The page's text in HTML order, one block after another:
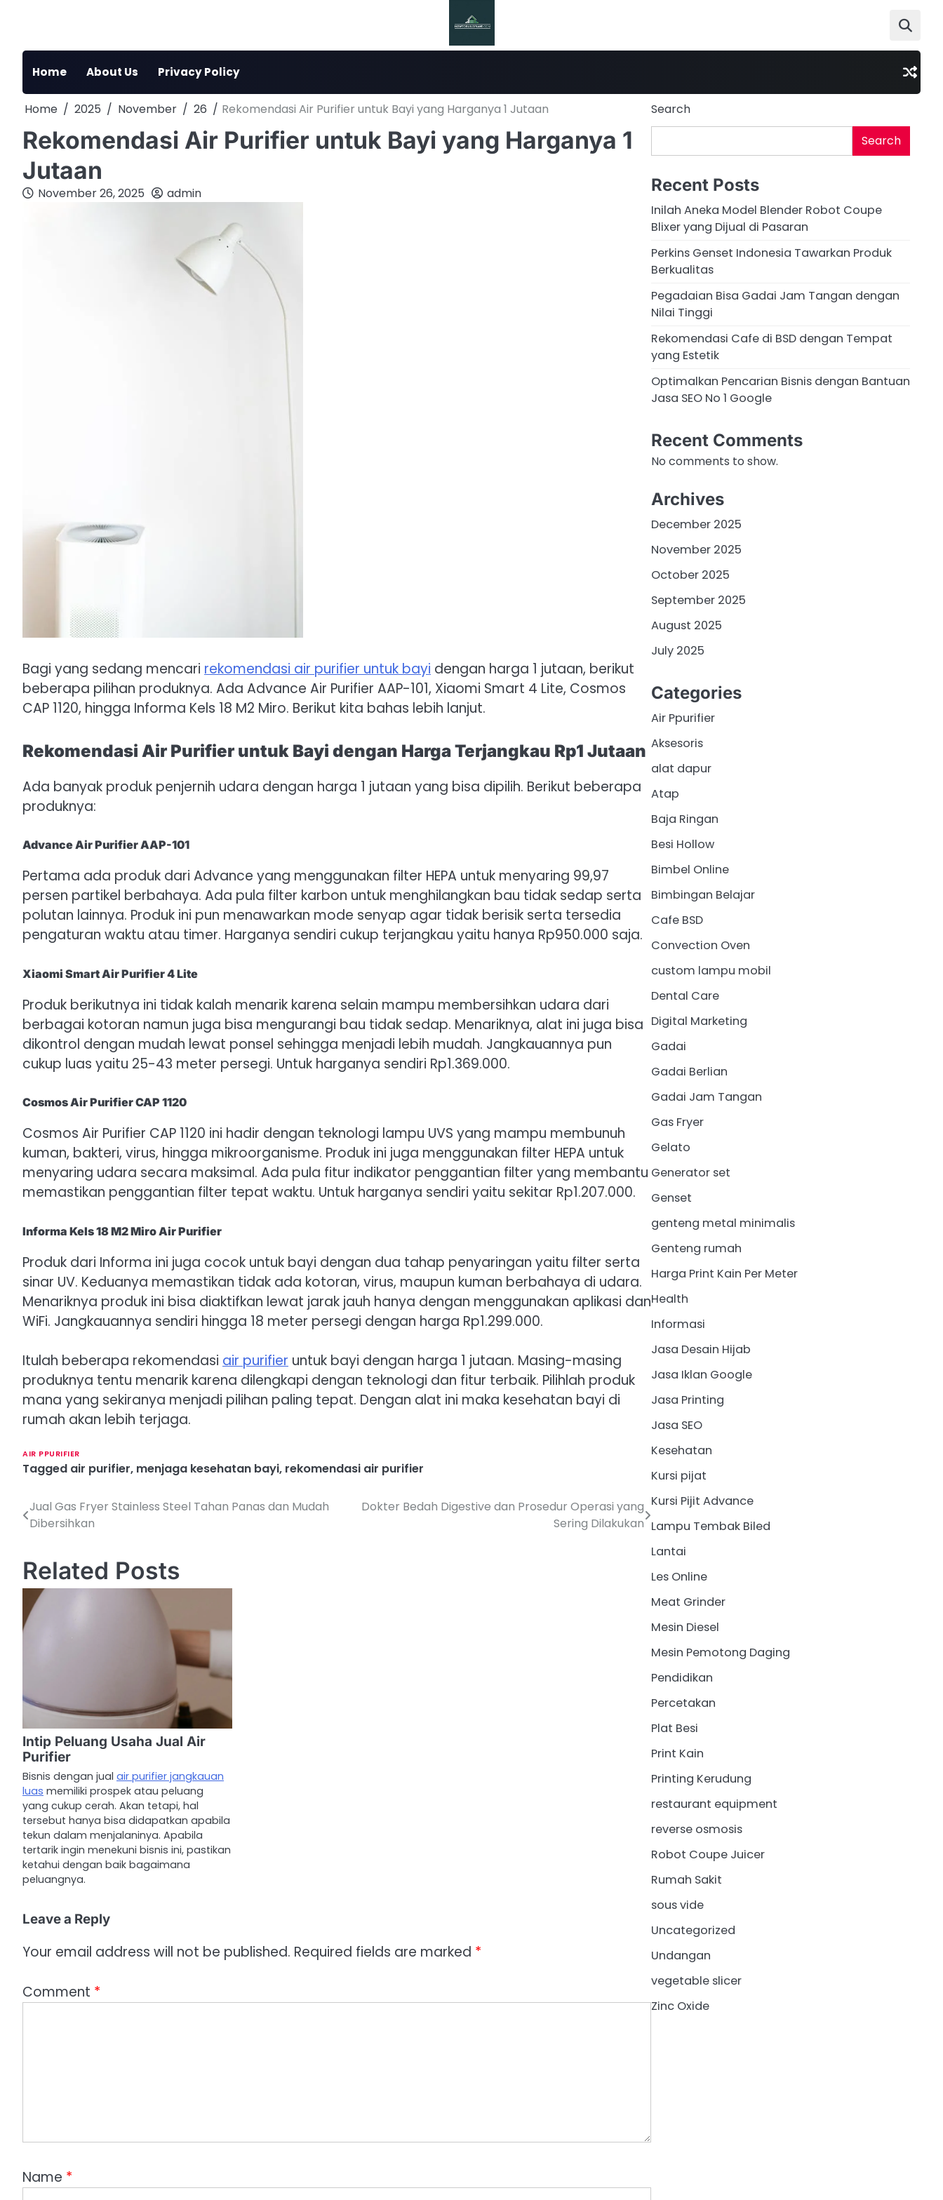
Home About Us Privacy Policy
Home 2025 November 26 Rekomendasi Air Purifier untuk Bayi yang Harganya 1 Jutaan
Rekomendasi Air Purifier untuk Bayi yang Harganya 1
Jutaan
November 26, 2025 admin
Bagi yang sedang mencari rekomendasi air purifier untuk bayi dengan harga 1 jutaan, berikut
beberapa pilihan produknya. Ada Advance Air Purifier AAP-101, Xiaomi Smart 4 Lite, Cosmos
CAP 1120, hingga Informa Kels 18 M2 Miro. Berikut kita bahas lebih lanjut.
Rekomendasi Air Purifier untuk Bayi dengan Harga Terjangkau Rp1 Jutaan
Ada banyak produk penjernih udara dengan harga 1 jutaan yang bisa dipilih. Berikut beberapa
produknya:
Advance Air Purifier AAP-101
Pertama ada produk dari Advance yang menggunakan filter HEPA untuk menyaring 99,97
persen partikel berbahaya. Ada pula filter karbon untuk menghilangkan bau tidak sedap serta
polutan lainnya. Produk ini pun menawarkan mode senyap agar tidak berisik serta tersedia
pengaturan waktu atau timer. Harganya sendiri cukup terjangkau yaitu hanya Rp950.000 saja.
Xiaomi Smart Air Purifier 4 Lite
Produk berikutnya ini tidak kalah menarik karena selain mampu membersihkan udara dari
berbagai kotoran namun juga bisa mengurangi bau tidak sedap. Menariknya, alat ini juga bisa
dikontrol dengan mudah lewat ponsel sehingga menjadi lebih mudah. Jangkauannya pun
cukup luas yaitu 25-43 meter persegi. Untuk harganya sendiri Rp1.369.000.
Cosmos Air Purifier CAP 1120
Cosmos Air Purifier CAP 1120 ini hadir dengan teknologi lampu UVS yang mampu membunuh
kuman, bakteri, virus, hingga mikroorganisme. Produk ini juga menggunakan filter HEPA untuk
menyaring udara secara maksimal. Ada pula fitur indikator penggantian filter yang membantu
memastikan penggantian filter tepat waktu. Untuk harganya sendiri yaitu sekitar Rp1.207.000.
Informa Kels 18 M2 Miro Air Purifier
Produk dari Informa ini juga cocok untuk bayi dengan dua tahap penyaringan yaitu filter serta
sinar UV. Keduanya memastikan tidak ada kotoran, virus, maupun kuman berbahaya di udara.
Menariknya produk ini bisa diaktifkan lewat jarak jauh hanya dengan menggunakan aplikasi dan
WiFi. Jangkauannya sendiri hingga 18 meter persegi dengan harga Rp1.299.000.
Itulah beberapa rekomendasi air purifier untuk bayi dengan harga 1 jutaan. Masing-masing
produknya tentu menarik karena dilengkapi dengan teknologi dan fitur terbaik. Pilihlah produk
mana yang sekiranya menjadi pilihan paling tepat. Dengan alat ini maka kesehatan bayi di
rumah akan lebih terjaga.
AIR PPURIFIER
Tagged air purifier, menjaga kesehatan bayi, rekomendasi air purifier
P
s
t
n
a
g
a
t
i
o
n
Jual Gas Fryer Stainless Steel Tahan Panas dan Mudah
Dibersihkan
Dokter Bedah Digestive dan Prosedur Operasi yang
Sering Dilakukan
Related Posts
Intip Peluang Usaha Jual Air
Purifier
Bisnis dengan jual air purifier jangkauan
luas memiliki prospek atau peluang
yang cukup cerah. Akan tetapi, hal
tersebut hanya bisa didapatkan apabila
tekun dalam menjalaninya. Apabila
tertarik ingin menekuni bisnis ini, pastikan
ketahui dengan baik bagaimana
peluangnya.
Leave a Reply
Your email address will not be published. Required fields are marked *
Comment *
Name *
Search
Search
Recent Posts
Inilah Aneka Model Blender Robot Coupe
Blixer yang Dijual di Pasaran
Perkins Genset Indonesia Tawarkan Produk
Berkualitas
Pegadaian Bisa Gadai Jam Tangan dengan
Nilai Tinggi
Rekomendasi Cafe di BSD dengan Tempat
yang Estetik
Optimalkan Pencarian Bisnis dengan Bantuan
Jasa SEO No 1 Google
Recent Comments
No comments to show.
Archives
December 2025
November 2025
October 2025
September 2025
August 2025
July 2025
Categories
Air Ppurifier
Aksesoris
alat dapur
Atap
Baja Ringan
Besi Hollow
Bimbel Online
Bimbingan Belajar
Cafe BSD
Convection Oven
custom lampu mobil
Dental Care
Digital Marketing
Gadai
Gadai Berlian
Gadai Jam Tangan
Gas Fryer
Gelato
Generator set
Genset
genteng metal minimalis
Genteng rumah
Harga Print Kain Per Meter
Health
Informasi
Jasa Desain Hijab
Jasa Iklan Google
Jasa Printing
Jasa SEO
Kesehatan
Kursi pijat
Kursi Pijit Advance
Lampu Tembak Biled
Lantai
Les Online
Meat Grinder
Mesin Diesel
Mesin Pemotong Daging
Pendidikan
Percetakan
Plat Besi
Print Kain
Printing Kerudung
restaurant equipment
reverse osmosis
Robot Coupe Juicer
Rumah Sakit
sous vide
Uncategorized
Undangan
vegetable slicer
Zinc Oxide